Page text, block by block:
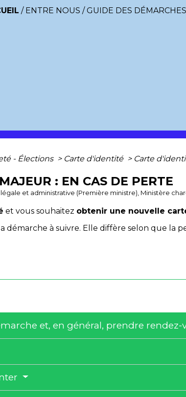
/ ENTRE NOUS /GUIDE DES DÉMARCHES
- Élections > Carte d'identité > Carte
: EN CAS DE PERTE
et administrative (Première ministre), Ministère
et vous souhaitez obtenir une nouvelle
démarche à suivre. Elle diffère selon que la
et, en général, prendre rendez-